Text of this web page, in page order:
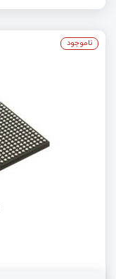
ناموجود